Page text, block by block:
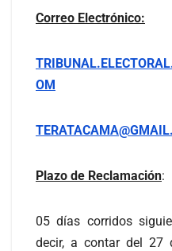
Correo Electrónico:
OM
Plazo de Reclamación:
05 días corridos
decir, a contar del 27